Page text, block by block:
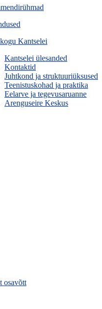
Kantselei
Kantselei ülesanded
Kontaktid
Juhtkond ja struktuuriüksused
Teenistuskohad ja praktika
Eelarve ja tegevusaruanne
Arenguseire Keskus
osavõtt